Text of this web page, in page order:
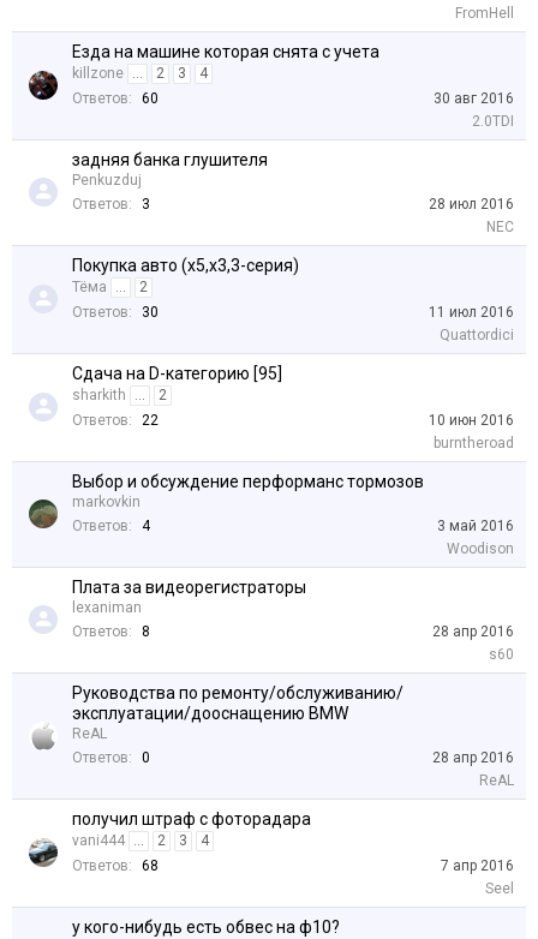
FromHell
Езда на машине которая снята с учета
killzone ... 2 3
4
Ответов:
60
30 авг 2016
2.0TDI
задняя банка глушителя
Penkuzduj
Ответов:
3
28 июл 2016
NEC
Покупка авто (х5,х3,3-серия)
Тёма ...
2
Ответов:
30
11 июл 2016
Quattordici
Сдача на D-категорию [95]
sharkith ...
2
Ответов:
22
10 июн 2016
burntheroad
Выбор и обсуждение перформанс тормозов
markovkin
Ответов:
4
3 май 2016
Woodison
Плата за видеорегистраторы
lexaniman
Ответов:
8
28 апр 2016
s60
Руководства по ремонту/обслуживанию/
эксплуатации/дооснащению BMW
ReAL
Ответов:
0
28 апр 2016
ReAL
получил штраф с фоторадара
vani444 ... 2 3
4
Ответов:
68
7 апр 2016
Seel
у кого-нибудь есть обвес на ф10?